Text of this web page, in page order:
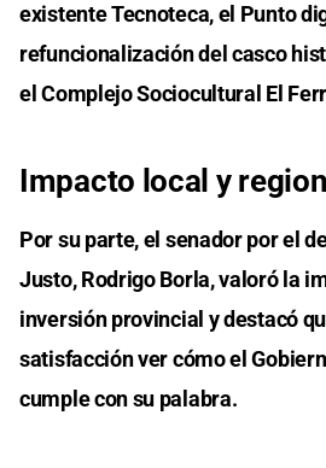
existente Tecnoteca, el Punto
refuncionalización del casco
el Complejo Sociocultural El
Impacto local y
Por su parte, el senador por el
Justo, Rodrigo Borla, valoró la
inversión provincial y destacó
satisfacción ver cómo el
cumple con su palabra.